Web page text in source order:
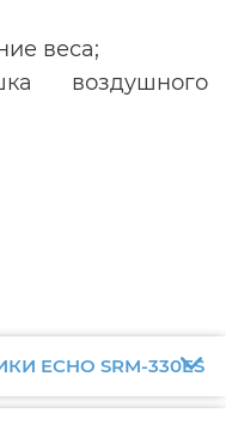
веса;
воздушного
ECHO SRM-330ES